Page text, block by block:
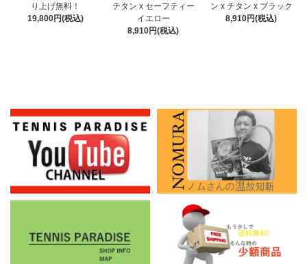
り上げ無料！
19,800円(税込)
チタン x セーフティー
イエロー
8,910円(税込)
ン x チタン x ブラック
8,910円(税込)